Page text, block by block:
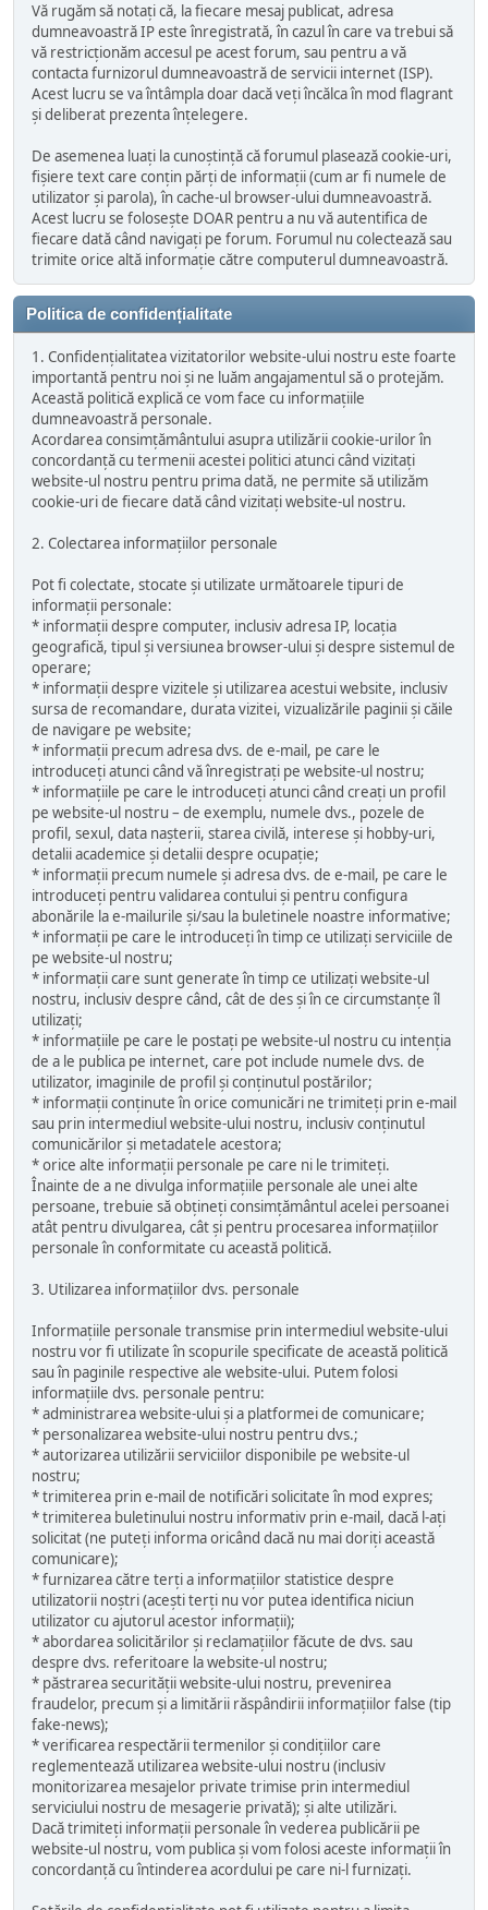
Vă rugăm să notați că, la fiecare mesaj publicat, adresa
dumneavoastră IP este înregistrată, în cazul în care va trebui să
vă restricționăm accesul pe acest forum, sau pentru a vă
contacta furnizorul dumneavoastră de servicii internet (ISP).
Acest lucru se va întâmpla doar dacă veți încălca în mod flagrant
și deliberat prezenta înțelegere.
De asemenea luați la cunoștință că forumul plasează cookie-uri,
fișiere text care conțin părți de informații (cum ar fi numele de
utilizator și parola), în cache-ul browser-ului dumneavoastră.
Acest lucru se folosește DOAR pentru a nu vă autentifica de
fiecare dată când navigați pe forum. Forumul nu colectează sau
trimite orice altă informație către computerul dumneavoastră.
Politica de confidențialitate
1. Confidențialitatea vizitatorilor website-ului nostru este foarte
importantă pentru noi și ne luăm angajamentul să o protejăm.
Această politică explică ce vom face cu informațiile
dumneavoastră personale.
Acordarea consimțământului asupra utilizării cookie-urilor în
concordanță cu termenii acestei politici atunci când vizitați
website-ul nostru pentru prima dată, ne permite să utilizăm
cookie-uri de fiecare dată când vizitați website-ul nostru.
2. Colectarea informațiilor personale
Pot fi colectate, stocate și utilizate următoarele tipuri de
informații personale:
* informații despre computer, inclusiv adresa IP, locația
geografică, tipul și versiunea browser-ului și despre sistemul de
operare;
* informații despre vizitele și utilizarea acestui website, inclusiv
sursa de recomandare, durata vizitei, vizualizările paginii și căile
de navigare pe website;
* informații precum adresa dvs. de e-mail, pe care le
introduceți atunci când vă înregistrați pe website-ul nostru;
* informațiile pe care le introduceți atunci când creați un profil
pe website-ul nostru – de exemplu, numele dvs., pozele de
profil, sexul, data nașterii, starea civilă, interese și hobby-uri,
detalii academice și detalii despre ocupație;
* informații precum numele și adresa dvs. de e-mail, pe care le
introduceți pentru validarea contului și pentru configura
abonările la e-mailurile și/sau la buletinele noastre informative;
* informații pe care le introduceți în timp ce utilizați serviciile de
pe website-ul nostru;
* informații care sunt generate în timp ce utilizați website-ul
nostru, inclusiv despre când, cât de des și în ce circumstanțe îl
utilizați;
* informațiile pe care le postați pe website-ul nostru cu intenția
de a le publica pe internet, care pot include numele dvs. de
utilizator, imaginile de profil și conținutul postărilor;
* informații conținute în orice comunicări ne trimiteți prin e-mail
sau prin intermediul website-ului nostru, inclusiv conținutul
comunicărilor și metadatele acestora;
* orice alte informații personale pe care ni le trimiteți.
Înainte de a ne divulga informațiile personale ale unei alte
persoane, trebuie să obțineți consimțământul acelei persoanei
atât pentru divulgarea, cât și pentru procesarea informațiilor
personale în conformitate cu această politică.
3. Utilizarea informațiilor dvs. personale
Informațiile personale transmise prin intermediul website-ului
nostru vor fi utilizate în scopurile specificate de această politică
sau în paginile respective ale website-ului. Putem folosi
informațiile dvs. personale pentru:
* administrarea website-ului și a platformei de comunicare;
* personalizarea website-ului nostru pentru dvs.;
* autorizarea utilizării serviciilor disponibile pe website-ul
nostru;
* trimiterea prin e-mail de notificări solicitate în mod expres;
* trimiterea buletinului nostru informativ prin e-mail, dacă l-ați
solicitat (ne puteți informa oricând dacă nu mai doriți această
comunicare);
* furnizarea către terți a informațiilor statistice despre
utilizatorii noștri (acești terți nu vor putea identifica niciun
utilizator cu ajutorul acestor informații);
* abordarea solicitărilor și reclamațiilor făcute de dvs. sau
despre dvs. referitoare la website-ul nostru;
* păstrarea securității website-ului nostru, prevenirea
fraudelor, precum și a limitării răspândirii informațiilor false (tip
fake-news);
* verificarea respectării termenilor și condițiilor care
reglementează utilizarea website-ului nostru (inclusiv
monitorizarea mesajelor private trimise prin intermediul
serviciului nostru de mesagerie privată); și alte utilizări.
Dacă trimiteți informații personale în vederea publicării pe
website-ul nostru, vom publica și vom folosi aceste informații în
concordanță cu întinderea acordului pe care ni-l furnizați.